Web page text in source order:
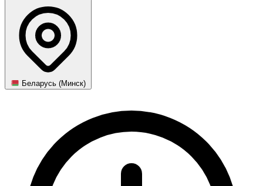
Беларусь (Минск)